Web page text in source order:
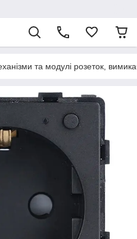
та модулі розеток,